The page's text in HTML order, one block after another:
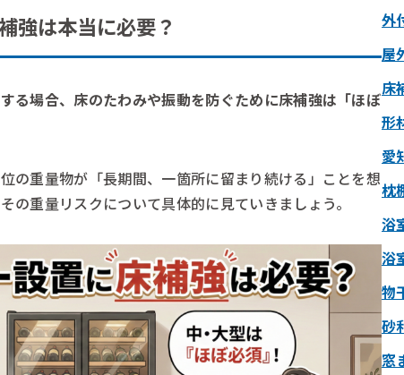
強は本当に必要？
る場合、床のたわみや振動を防ぐために床補強は「ほぼ
の重量物が「長期間、一箇所に留まり続ける」ことを想
の重量リスクについて具体的に見ていきましょう。
外
屋
床
形
愛
枕
浴
浴
物
砂
窓